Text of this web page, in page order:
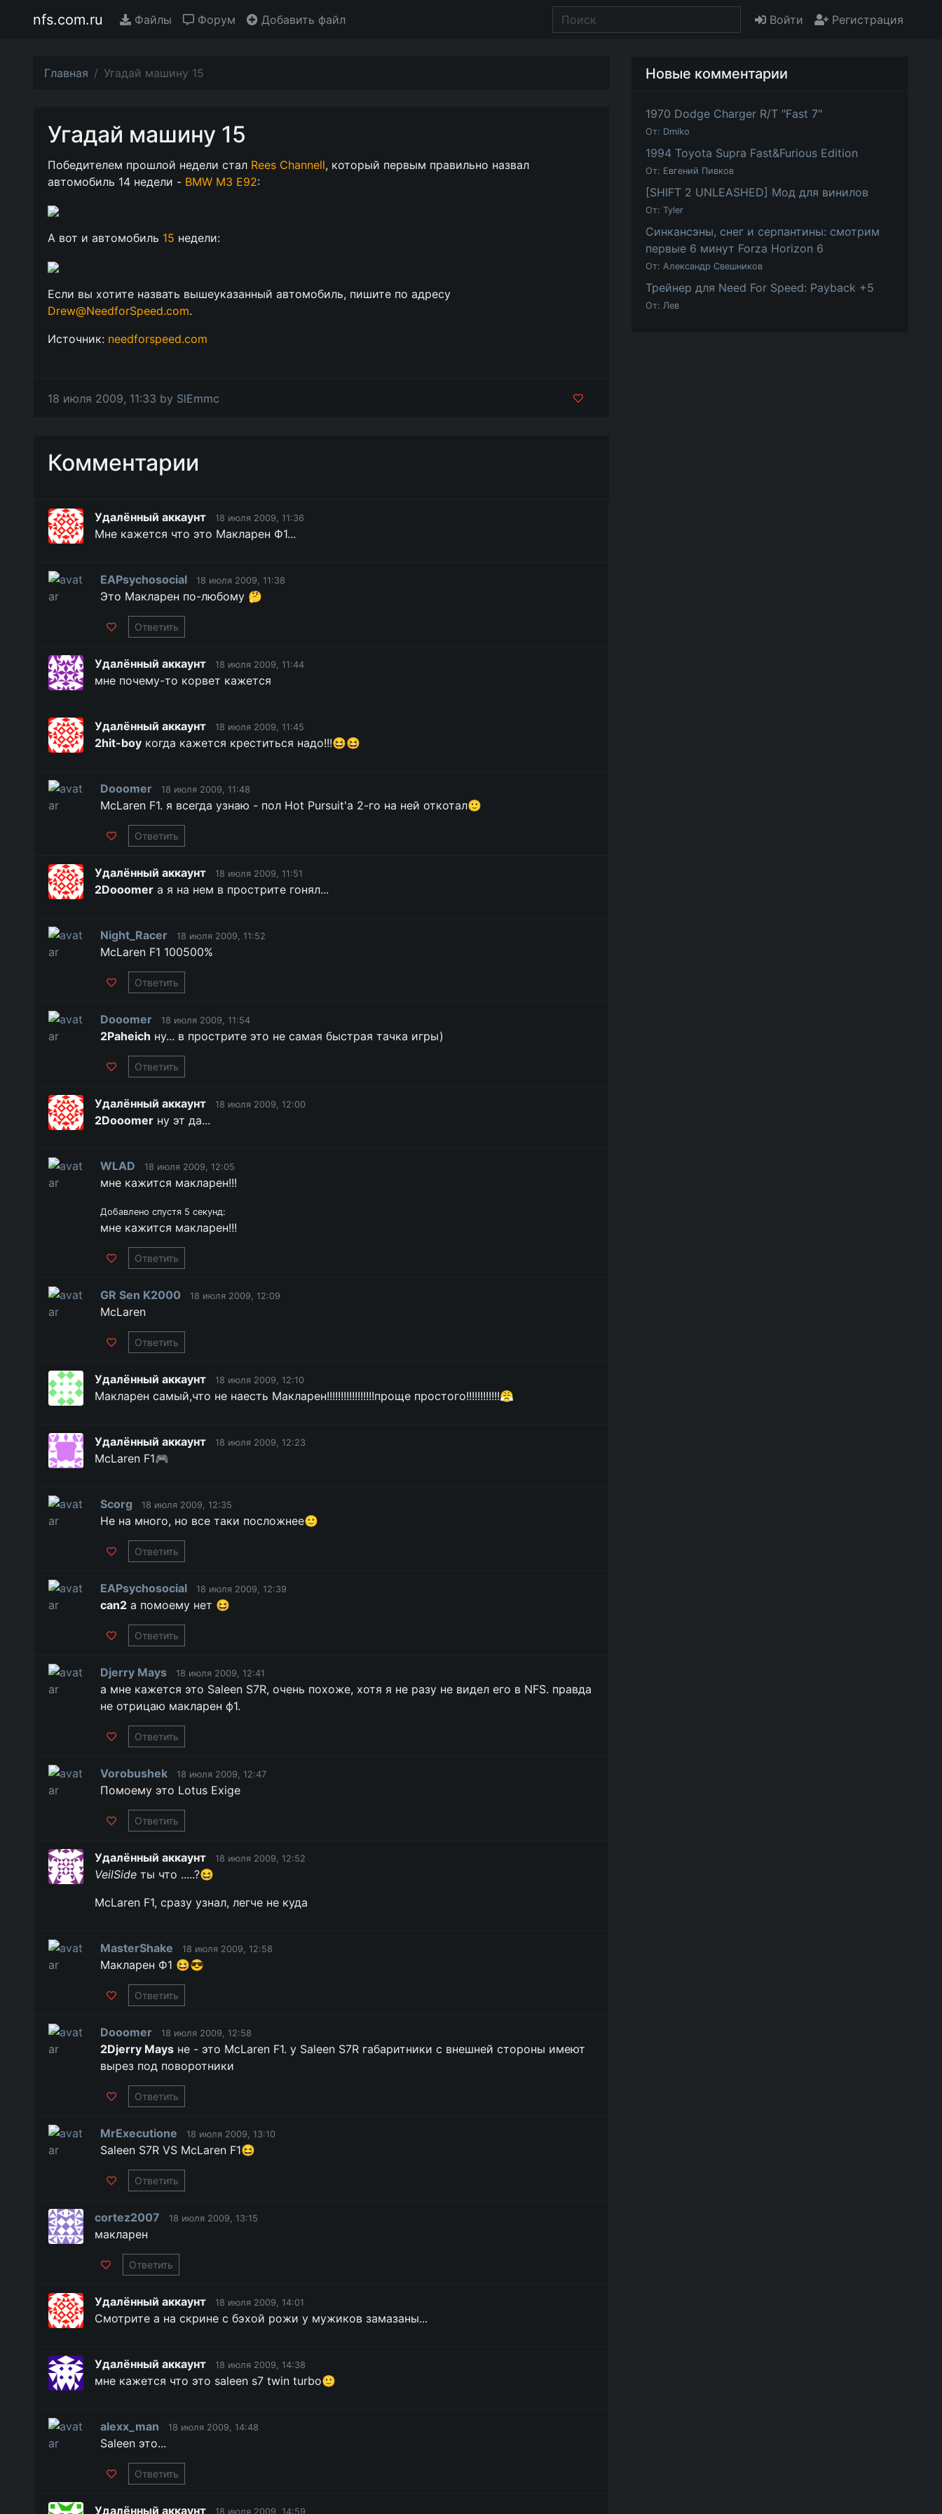
nfs.com.ru Файлы Форум Добавить файл Войти Регистрация
Главная Угадай машину 15
Угадай машину 15
Победителем прошлой недели стал Rees Channell, который первым правильно назвал
автомобиль 14 недели - BMW M3 E92:
А вот и автомобиль 15 недели:
Если вы хотите назвать вышеуказанный автомобиль, пишите по адресу
Drew@NeedforSpeed.com.
Источник: needforspeed.com
18 июля 2009, 11:33 by SlEmmc
Комментарии
Удалённый аккаунт 18 июля 2009, 11:36
Мне кажется что это Макларен Ф1...
EAPsychosocial 18 июля 2009, 11:38
Это Макларен по-любому 🤔
Ответить
Удалённый аккаунт 18 июля 2009, 11:44
мне почему-то корвет кажется
Удалённый аккаунт 18 июля 2009, 11:45
2hit-boy когда кажется креститься надо!!!😆😆
Dooomer 18 июля 2009, 11:48
McLaren F1. я всегда узнаю - пол Hot Pursuit'а 2-го на ней откотал🙂
Ответить
Удалённый аккаунт 18 июля 2009, 11:51
2Dooomer а я на нем в прострите гонял...
Night_Racer 18 июля 2009, 11:52
McLaren F1 100500%
Ответить
Dooomer 18 июля 2009, 11:54
2Paheich ну... в прострите это не самая быстрая тачка игры)
Ответить
Удалённый аккаунт 18 июля 2009, 12:00
2Dooomer ну эт да...
WLAD 18 июля 2009, 12:05
мне кажится макларен!!!
Добавлено спустя 5 секунд:
мне кажится макларен!!!
Ответить
GR Sen K2000 18 июля 2009, 12:09
McLaren
Ответить
Удалённый аккаунт 18 июля 2009, 12:10
Макларен самый,что не наесть Макларен!!!!!!!!!!!!!!!!!проще простого!!!!!!!!!!!!😤
Удалённый аккаунт 18 июля 2009, 12:23
McLaren F1🎮
Scorg 18 июля 2009, 12:35
Не на много, но все таки посложнее🙂
Ответить
EAPsychosocial 18 июля 2009, 12:39
can2а помоему нет 😆
Ответить
Djerry Mays 18 июля 2009, 12:41
а мне кажется это Saleen S7R, очень похоже, хотя я не разу не видел его в NFS. правда
не отрицаю макларен ф1.
Ответить
Vorobushek 18 июля 2009, 12:47
Помоему это Lotus Exige
Ответить
Удалённый аккаунт 18 июля 2009, 12:52
VeilSide ты что .....?😆
McLaren F1, сразу узнал, легче не куда
MasterShake 18 июля 2009, 12:58
Макларен Ф1 😆😎
Ответить
Dooomer 18 июля 2009, 12:58
2Djerry Maysне - это McLaren F1. у Saleen S7R габаритники с внешней стороны имеют
вырез под поворотники
Ответить
MrExecutione 18 июля 2009, 13:10
Saleen S7R VS McLaren F1😆
Ответить
cortez2007 18 июля 2009, 13:15
макларен
Ответить
Удалённый аккаунт 18 июля 2009, 14:01
Смотрите а на скрине с бэхой рожи у мужиков замазаны...
Удалённый аккаунт 18 июля 2009, 14:38
мне кажется что это saleen s7 twin turbo🙂
alexx_man 18 июля 2009, 14:48
Saleen это...
Ответить
Удалённый аккаунт 18 июля 2009, 14:59
Новые комментарии
1970 Dodge Charger R/T "Fast 7"
От: Dmiko
1994 Toyota Supra Fast&Furious Edition
От: Евгений Пивков
[SHIFT 2 UNLEASHED] Мод для винилов
От:Tyler
Синкансэны, снег и серпантины: смотрим
первые 6 минут Forza Horizon 6
От:Александр Свешников
Трейнер для Need For Speed: Payback +5
От:Лев